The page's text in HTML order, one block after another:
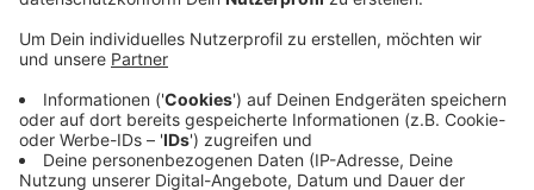
Die Hälfte allerTatverdächtigen standen unter
Alkoholeinfluss, was darauf hinweist, dass
Alkoholmissbrauch eine bedeutende Rolle spielt.
Zudem sind die meisten Tatverdächtigen männlich und
über 25 Jahre alt, oft polizeilich bekannt und handeln
in der Regel allein.